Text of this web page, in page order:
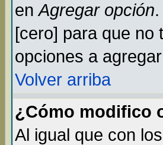
enAgregar opción
[cero] para que no
opciones a
Volver arriba
¿Cómo modifico
Al igual que con